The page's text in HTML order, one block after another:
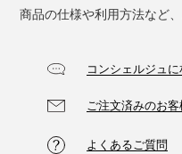
光が差し込む浅瀬から
商品の仕様や利用方法など
コンシェルジュ
ご注文済みのお
よくあるご質問